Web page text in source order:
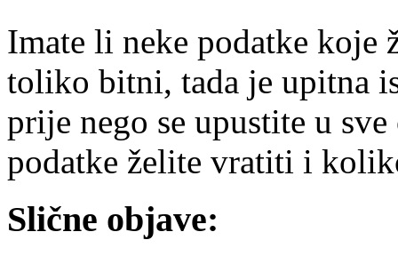
Imate li neke podatke koje
toliko bitni, tada je upitna
prije nego se upustite u
podatke želite vratiti i
Slične objave: